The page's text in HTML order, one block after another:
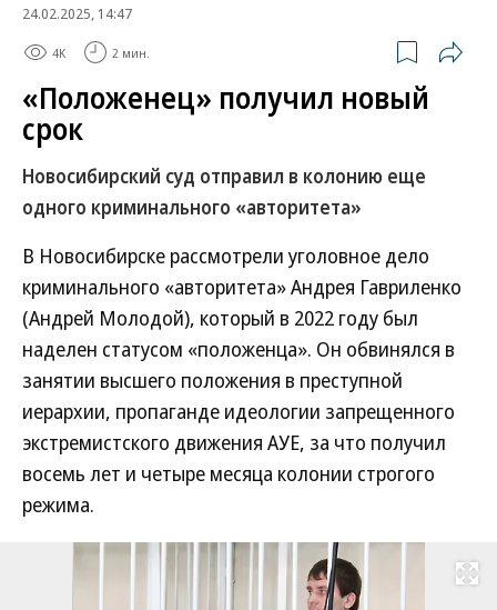
24.02.2025, 14:47
4K 2 мин.
«Положенец» получил новый
срок
Новосибирский суд отправил в колонию еще
одного криминального «авторитета»
В Новосибирске рассмотрели уголовное дело
криминального «авторитета» Андрея Гавриленко
(Андрей Молодой), который в 2022 году был
наделен статусом «положенца». Он обвинялся в
занятии высшего положения в преступной
иерархии, пропаганде идеологии запрещенного
экстремистского движения АУЕ, за что получил
восемь лет и четыре месяца колонии строгого
режима.
Развернуть